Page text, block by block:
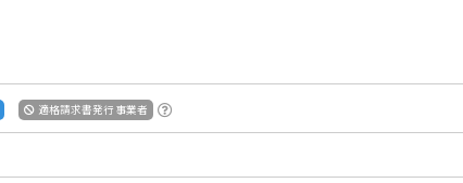
適格請求書発行事業者